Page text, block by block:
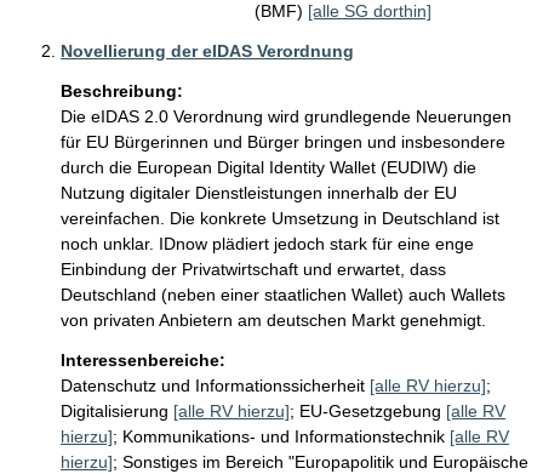
(BMF) [alle SG dorthin]
Novellierung der eIDAS Verordnung
Beschreibung:
Die eIDAS 2.0 Verordnung wird grundlegende Neuerungen
für EU Bürgerinnen und Bürger bringen und insbesondere
durch die European Digital Identity Wallet (EUDIW) die
Nutzung digitaler Dienstleistungen innerhalb der EU
vereinfachen. Die konkrete Umsetzung in Deutschland ist
noch unklar. IDnow plädiert jedoch stark für eine enge
Einbindung der Privatwirtschaft und erwartet, dass
Deutschland (neben einer staatlichen Wallet) auch Wallets
von privaten Anbietern am deutschen Markt genehmigt.
Interessenbereiche:
Datenschutz und Informationssicherheit [alle RV hierzu];
Digitalisierung [alle RV hierzu]; EU-Gesetzgebung [alle RV
hierzu]; Kommunikations- und Informationstechnik [alle RV
hierzu]; Sonstiges im Bereich "Europapolitik und Europäische